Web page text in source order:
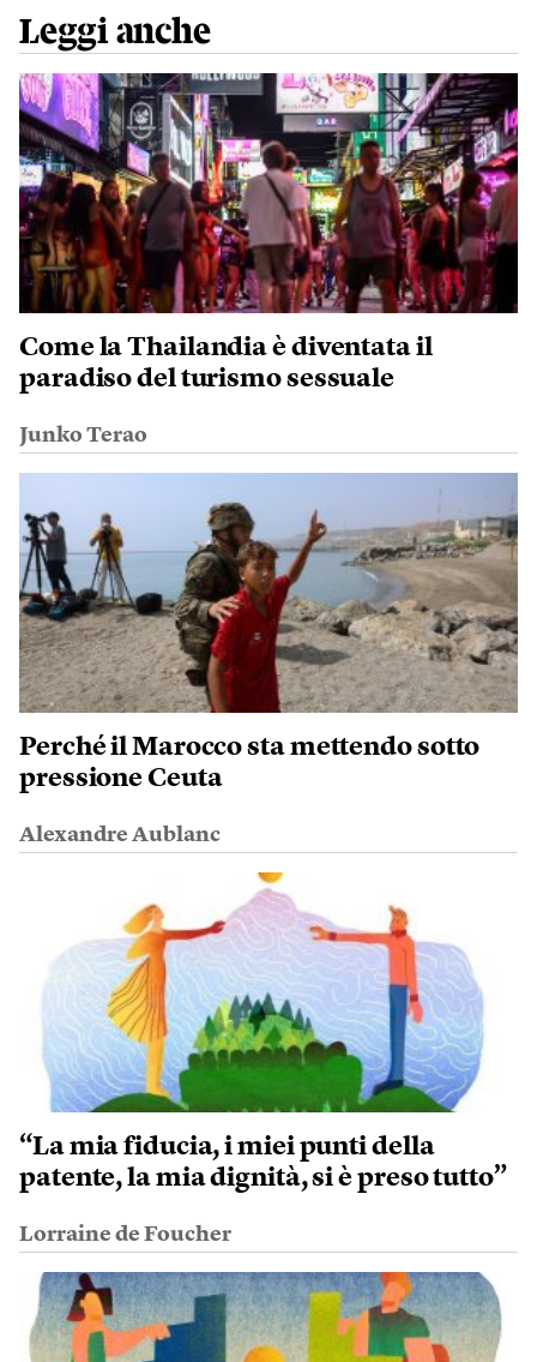
Leggi anche
Come la Thailandia è diventata il
paradiso del turismo sessuale
Junko Terao
Perché il Marocco sta mettendo sotto
pressione Ceuta
Alexandre Aublanc
“La mia fiducia, i miei punti della
patente, la mia dignità, si è preso tutto”
Lorraine de Foucher